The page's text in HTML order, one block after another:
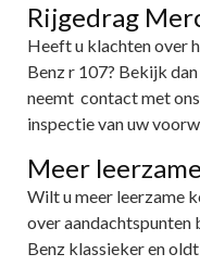
Rijgedrag
Heeft u klachten over
Benz r 107? Bekijk
neemt contact met
inspectie van uw
Meer
Wilt u meer leerzame
over aandachtspunten
Benz klassieker en